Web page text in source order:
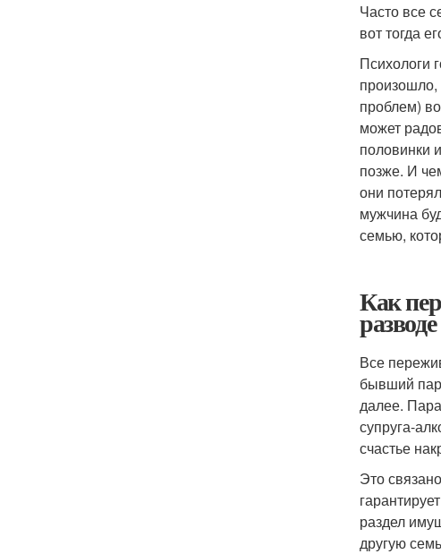
Часто все
вот тогда
Психологи
произошло,
проблем)
может
половинки
позже. И
они
мужчина
семью,
Как
разводе
Все
бывший
далее.
супруга-
счастье
Это
раздел
другую